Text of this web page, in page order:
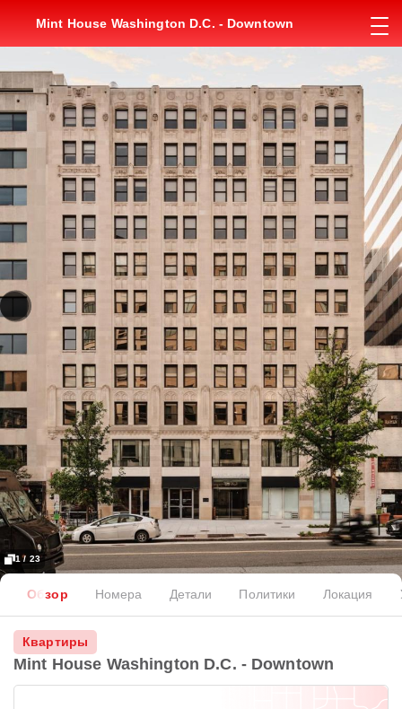
Mint House Washington D.C. - Downtown
1 / 23
Обзор Номера Детали Политики Локация
Квартиры
Mint House Washington D.C. - Downtown